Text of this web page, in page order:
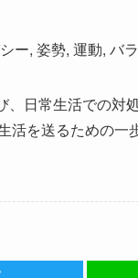
ー, 姿勢, 運動, バ
日常生活での対
を送るための一